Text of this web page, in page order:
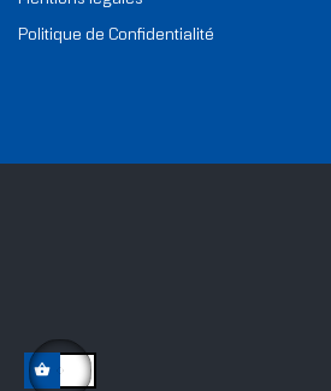
Politique de Confidentialité